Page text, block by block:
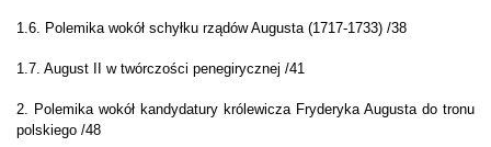
1.6. Polemika wokół schyłku rządów Augusta (1717-1733) /38
1.7. August II w twórczości penegirycznej /41
2. Polemika wokół kandydatury królewicza Fryderyka Augusta do tronu
polskiego /48